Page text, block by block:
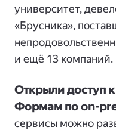
университет,
«Брусника»,
и ещё 13
Открыли доступ
Формам по on-
сервисы можно